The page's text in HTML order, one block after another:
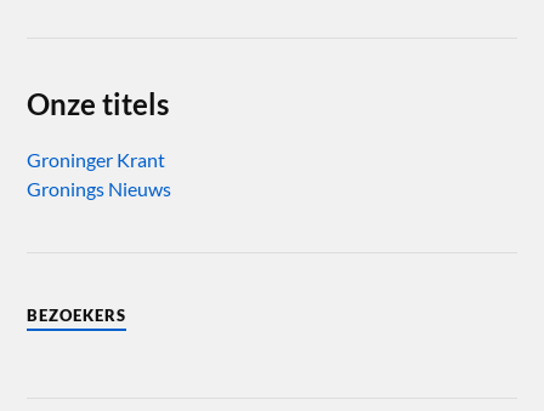
Onze titels
Groninger Krant
Gronings Nieuws
BEZOEKERS